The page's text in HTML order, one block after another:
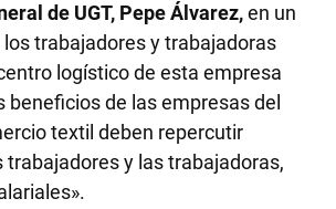
de UGT, Pepe Álvarez,en un
trabajadores y trabajadoras
logístico de esta empresa
beneficios de las empresas del
textil deben repercutir
trabajadores y las trabajadoras,